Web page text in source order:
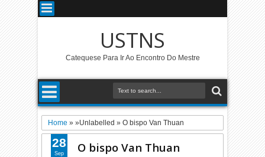
USTNS
Catequese Para Ir Ao Encontro Do Mestre
Home » »Unlabelled »O bispo Van Thuan
O bispo Van Thuan
28
Sep